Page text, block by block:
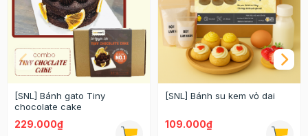
[SNL] Bánh gato Tiny
chocolate cake
229.000₫
[SNL] Bánh su kem vỏ dai
109.000₫